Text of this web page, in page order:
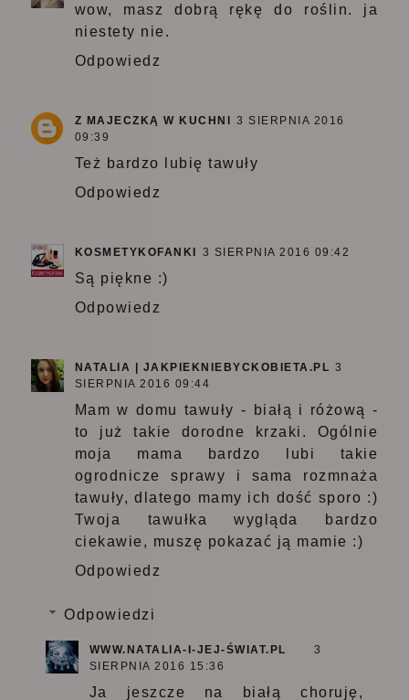
wow, masz dobrą rękę do roślin. ja
niestety nie.
Odpowiedz
Z MAJECZKĄ W KUCHNI 3 SIERPNIA 2016
09:39
Też bardzo lubię tawuły
Odpowiedz
KOSMETYKOFANKI 3 SIERPNIA 2016 09:42
Są piękne :)
Odpowiedz
NATALIA | JAKPIEKNIEBYCKOBIETA.PL 3
SIERPNIA 2016 09:44
Mam w domu tawuły - białą i różową -
to już takie dorodne krzaki. Ogólnie
moja mama bardzo lubi takie
ogrodnicze sprawy i sama rozmnaża
tawuły, dlatego mamy ich dość sporo :)
Twoja tawułka wygląda bardzo
ciekawie, muszę pokazać ją mamie :)
Odpowiedz
Odpowiedzi
WWW.NATALIA-I-JEJ-ŚWIAT.PL
3
SIERPNIA 2016 15:36
Ja jeszcze na białą choruję,